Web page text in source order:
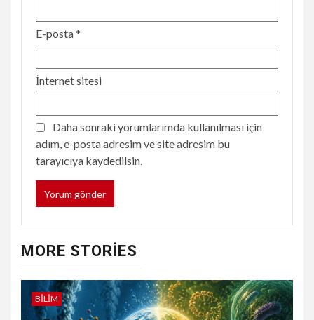
E-posta*
İnternet sitesi
Daha sonraki yorumlarımda kullanılması için
adım, e-posta adresim ve site adresim bu
tarayıcıya kaydedilsin.
MORE STORIES
BILIM